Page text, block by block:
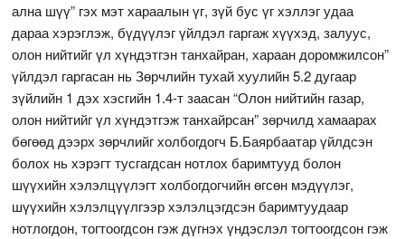
ална шүү” гэх мэт хараалын үг, зүй бус үг хэллэг удаа
дараа хэрэглэж, бүдүүлэг үйлдэл гаргаж хүүхэд, залуус,
олон нийтийг үл хүндэтгэн танхайран, хараан доромжилсон”
үйлдэл гаргасан нь Зөрчлийн тухай хуулийн 5.2 дугаар
зүйлийн 1 дэх хэсгийн 1.4-т заасан “Олон нийтийн газар,
олон нийтийг үл хүндэтгэж танхайрсан” зөрчилд хамаарах
бөгөөд дээрх зөрчлийг холбогдогч Б.Баярбаатар үйлдсэн
болох нь хэрэгт тусгагдсан нотлох баримтууд болон
шүүхийн хэлэлцүүлэгт холбогдогчийн өгсөн мэдүүлэг,
шүүхийн хэлэлцүүлгээр хэлэлцэгдсэн баримтуудаар
нотлогдон, тогтоогдсон гэж дүгнэх үндэслэл тогтоогдсон гэж